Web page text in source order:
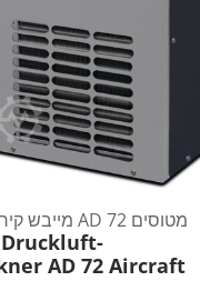
מייבש קירור אוויר דחוס AD 72 מטוסים
Druckluft-
AD 72 Aircraft